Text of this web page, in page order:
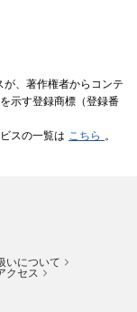
、著作権者からコンテ
示す登録商標（登録番
スの一覧は こちら 。
いについて
クセス